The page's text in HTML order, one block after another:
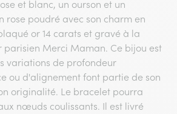
et blanc, un ourson et un
rose poudré avec son charm en
or 14 carats et gravé à la
parisien Merci Maman. Ce bijou est
variations de profondeur
ou d'alignement font partie de son
originalité. Le bracelet pourra
nœuds coulissants. Il est livré